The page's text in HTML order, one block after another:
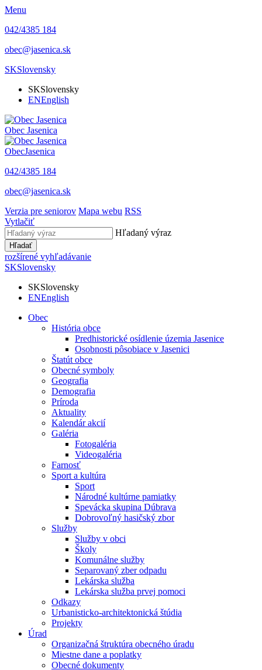
Menu
042/4385 184
obec@jasenica.sk
SKSlovensky
SKSlovensky
ENEnglish
Obec Jasenica
ObecJasenica
042/4385 184
obec@jasenica.sk
Verzia pre seniorov Mapa webu RSS
Vytlačiť
Hľadaný výraz
Hľadať
rozšírené vyhľadávanie
SKSlovensky
SKSlovensky
ENEnglish
Obec
História obce
Predhistorické osídlenie územia Jasenice
Osobnosti pôsobiace v Jasenici
Štatút obce
Obecné symboly
Geografia
Demografia
Príroda
Aktuality
Kalendár akcií
Galéria
Fotogaléria
Videogaléria
Farnosť
Sport a kultúra
Sport
Národné kultúrne pamiatky
Spevácka skupina Dúbrava
Dobrovoľný hasičský zbor
Služby
Služby v obci
Školy
Komunálne služby
Separovaný zber odpadu
Lekárska služba
Lekárska služba prvej pomoci
Odkazy
Urbanisticko-architektonická štúdia
Projekty
Úrad
Organizačná štruktúra obecného úradu
Miestne dane a poplatky
Obecné dokumenty